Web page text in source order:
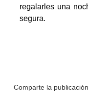
regalarles una
segura.
Comparte la